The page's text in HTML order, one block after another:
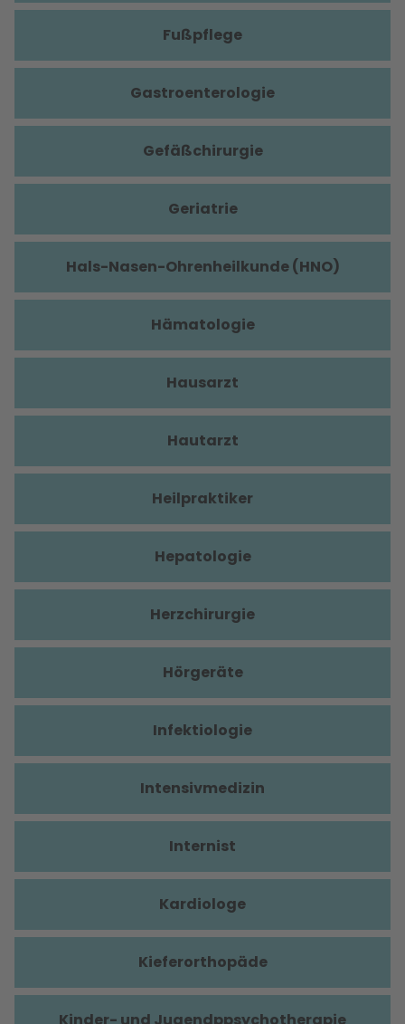
Fußpflege
Gastroenterologie
Gefäßchirurgie
Geriatrie
Hals-Nasen-Ohrenheilkunde (HNO)
Hämatologie
Hausarzt
Hautarzt
Heilpraktiker
Hepatologie
Herzchirurgie
Hörgeräte
Infektiologie
Intensivmedizin
Internist
Kardiologe
Kieferorthopäde